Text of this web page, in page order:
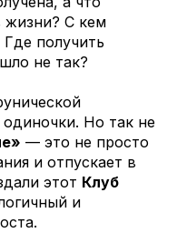
жизни? С кем
получить
не так?
Но так не
— это не просто
и отпускает в
этот Клуб
и